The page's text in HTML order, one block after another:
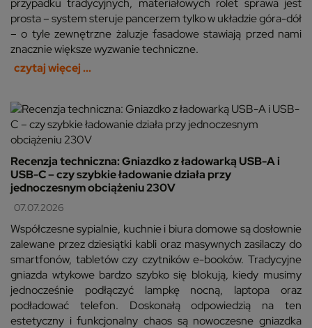
przypadku tradycyjnych, materiałowych rolet sprawa jest
prosta – system steruje pancerzem tylko w układzie góra-dół
– o tyle zewnętrzne żaluzje fasadowe stawiają przed nami
znacznie większe wyzwanie techniczne.
czytaj więcej ...
Recenzja techniczna: Gniazdko z ładowarką USB-A i
USB-C – czy szybkie ładowanie działa przy
jednoczesnym obciążeniu 230V
07.07.2026
Współczesne sypialnie, kuchnie i biura domowe są dosłownie
zalewane przez dziesiątki kabli oraz masywnych zasilaczy do
smartfonów, tabletów czy czytników e-booków. Tradycyjne
gniazda wtykowe bardzo szybko się blokują, kiedy musimy
jednocześnie podłączyć lampkę nocną, laptopa oraz
podładować telefon. Doskonałą odpowiedzią na ten
estetyczny i funkcjonalny chaos są nowoczesne gniazdka